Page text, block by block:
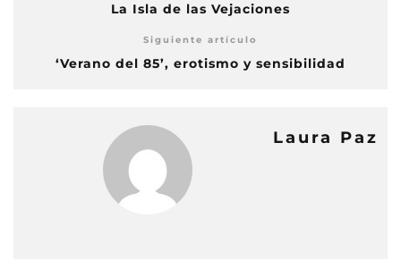
La Isla de las Vejaciones
Siguiente artículo
‘Verano del 85’, erotismo y sensibilidad
Laura Paz